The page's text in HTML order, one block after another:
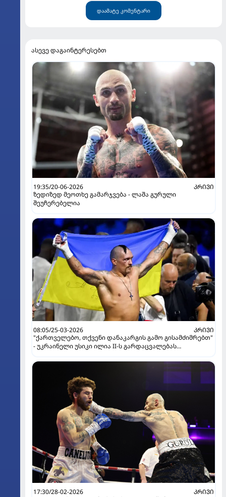
დაამატე კომენტარი
ასევე დაგაინტერესებთ
19:35/20-06-2026
ᲙᲠᲘᲕᲘ
ზედიზედ მეოთხე გამარჯვება - ლაშა გურული
შეუჩერებელია
08:05/25-03-2026
ᲙᲠᲘᲕᲘ
"ქართველებო, თქვენი დანაკარგის გამო გისამძიმრებთ"
- უკრაინელი უსიკი ილია II-ს გარდაცვალებას
17:30/28-02-2026
ᲙᲠᲘᲕᲘ